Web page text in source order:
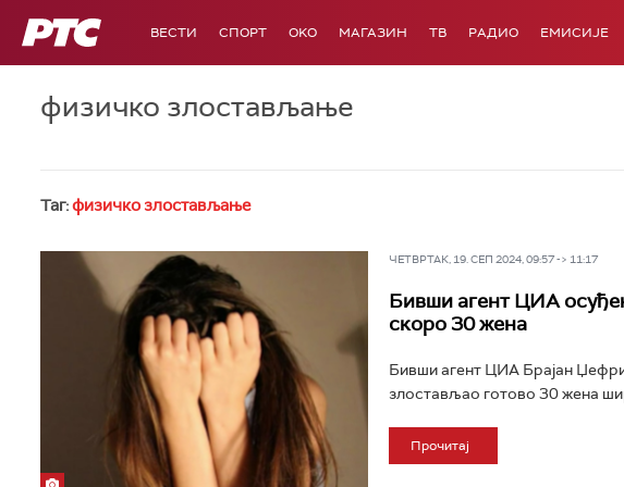
РТС ВЕСТИ СПОРТ OKO МАГАЗИН ТВ РАДИО ЕМИСИЈЕ
физичко злостављање
Таг:физичко злостављање
ЧЕТВРТАК, 19. СЕП 2024, 09:57 -> 11:17
Бивши агент ЦИА
скоро 30 жена
Бивши агент ЦИА Брајан
злостављао готово 30 жена
Прочитај